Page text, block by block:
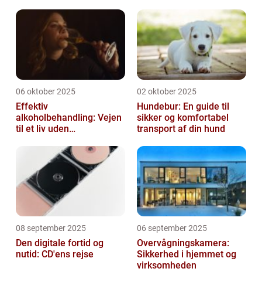
06 oktober 2025
Effektiv
alkoholbehandling: Vejen
til et liv uden
02 oktober 2025
Hundebur: En guide til
sikker og komfortabel
transport af din hund
08 september 2025
Den digitale fortid og
nutid: CD'ens rejse
06 september 2025
Overvågningskamera:
Sikkerhed i hjemmet og
virksomheden